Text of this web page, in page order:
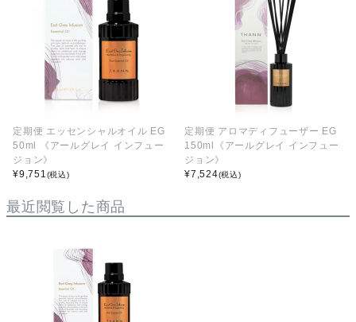
定期便 エッセンシャルオイル EG
50ml 《アールグレイ インフュー
ジョン》
¥9,751 (税込)
定期便 アロマディフューザー EG
150ml《アールグレイ インフュー
ジョン》
¥7,524(税込)
最近閲覧した商品